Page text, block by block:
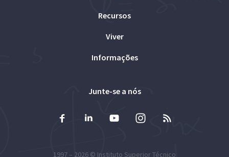
Recursos
Viver
Informações
Junte-se a nós
1997 – 2026 © Instituto Superior Técnico